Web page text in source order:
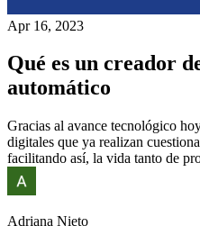
Apr 16, 2023
Qué es un creador
automático
Gracias al avance tecnológico
digitales que ya realizan
facilitando así, la vida tanto de
Adriana Nieto